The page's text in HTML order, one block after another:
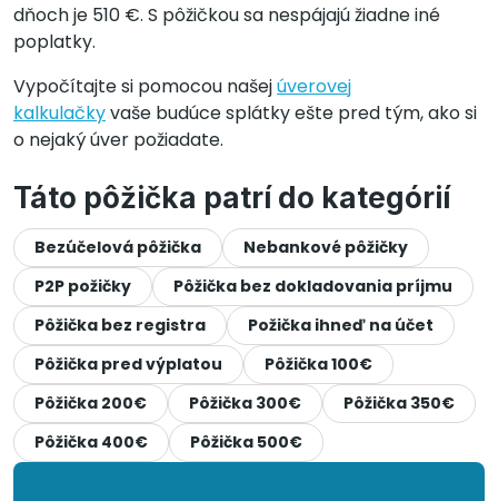
dňoch je 510 €. S pôžičkou sa nespájajú žiadne iné
poplatky.
Vypočítajte si pomocou našejúverovej
kalkulačkyvaše budúce splátky ešte pred tým, ako si
o nejaký úver požiadate.
Táto pôžička patrí do kategórií
Bezúčelová pôžička
Nebankové pôžičky
P2P požičky
Pôžička bez dokladovania príjmu
Pôžička bez registra
Požička ihneď na účet
Pôžička pred výplatou
Pôžička 100€
Pôžička 200€
Pôžička 300€
Pôžička 350€
Pôžička 400€
Pôžička 500€